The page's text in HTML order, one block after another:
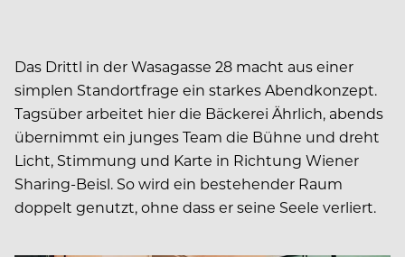
Das Drittl in der Wasagasse 28 macht aus einer
simplen Standortfrage ein starkes Abendkonzept.
Tagsüber arbeitet hier die Bäckerei Ährlich, abends
übernimmt ein junges Team die Bühne und dreht
Licht, Stimmung und Karte in Richtung Wiener
Sharing-Beisl. So wird ein bestehender Raum
doppelt genutzt, ohne dass er seine Seele verliert.